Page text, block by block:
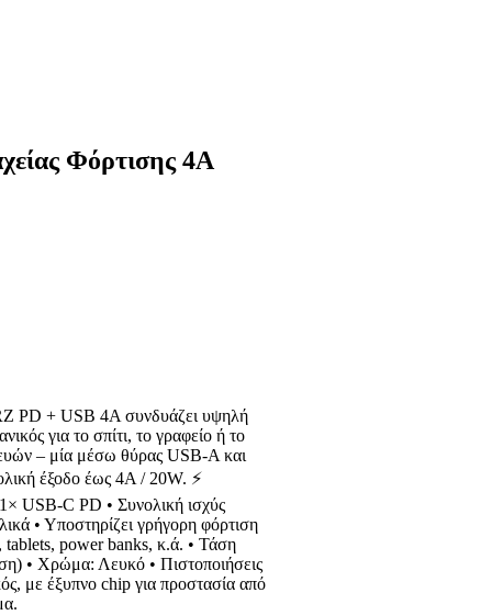
Φόρτισης 4Α
PD + USB 4A συνδυάζει υψηλή
για το σπίτι, το γραφείο ή το
– μία μέσω θύρας USB-A και
έξοδο έως 4A / 20W. ⚡
USB-C PD • Συνολική ισχύς
• Υποστηρίζει γρήγορη φόρτιση
tablets, power banks, κ.ά. • Τάση
• Χρώμα: Λευκό • Πιστοποιήσεις
με έξυπνο chip για προστασία από